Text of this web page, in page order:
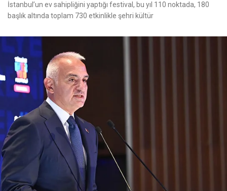
İstanbul’un ev sahipliğini yaptığı festival, bu yıl 110 noktada, 180
başlık altında toplam 730 etkinlikle şehri kültür